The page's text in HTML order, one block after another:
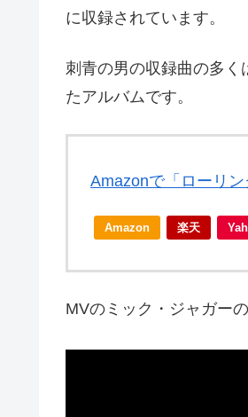
に収録されています。
刺青の男の収録曲の多
たアルバムです。
Amazonで「ローリ
Amazon 楽天
MVのミック・ジャガー